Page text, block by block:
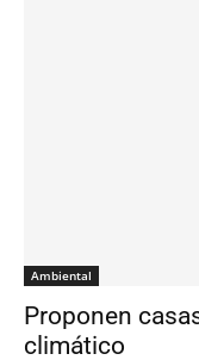
Ambiental
Proponen
climático